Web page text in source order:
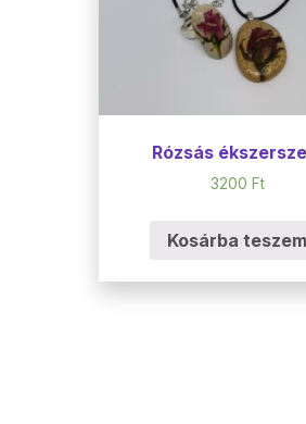
Rózsás
3200 Ft
Kosárba teszem